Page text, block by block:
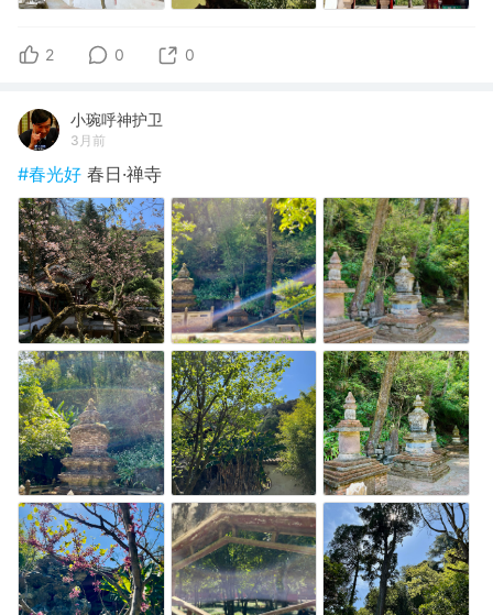
2 0 0
小琬呼神护卫
3月前
#春光好 春日·禅寺